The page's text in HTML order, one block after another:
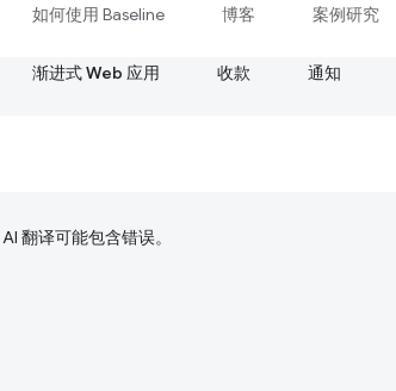
如何使用 Baseline 博客 案例研究
渐进式 Web 应用 收款 通知
翻译可能包含错误。